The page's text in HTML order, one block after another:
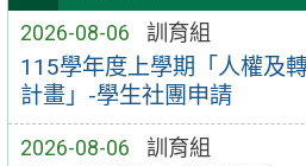
2026-08-06 訓育組
115學年度上學期「人權及
計畫」-學生社團申請
2026-08-06 訓育組